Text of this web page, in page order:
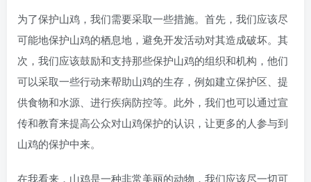
为了保护山鸡，我们需要采取一些措施。首先，我们应该尽
可能地保护山鸡的栖息地，避免开发活动对其造成破坏。其
次，我们应该鼓励和支持那些保护山鸡的组织和机构，他们
可以采取一些行动来帮助山鸡的生存，例如建立保护区、提
供食物和水源、进行疾病防控等。此外，我们也可以通过宣
传和教育来提高公众对山鸡保护的认识，让更多的人参与到
山鸡的保护中来。
在我看来，山鸡是一种非常美丽的动物，我们应该尽一切可